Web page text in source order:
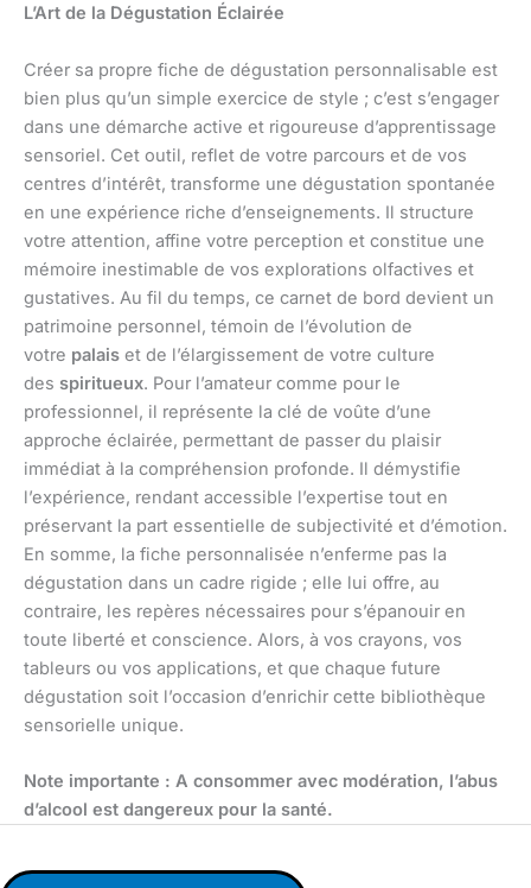
L’Art de la Dégustation Éclairée
Créer sa propre fiche de dégustation personnalisable est
bien plus qu’un simple exercice de style ; c’est s’engager
dans une démarche active et rigoureuse d’apprentissage
sensoriel. Cet outil, reflet de votre parcours et de vos
centres d’intérêt, transforme une dégustation spontanée
en une expérience riche d’enseignements. Il structure
votre attention, affine votre perception et constitue une
mémoire inestimable de vos explorations olfactives et
gustatives. Au fil du temps, ce carnet de bord devient un
patrimoine personnel, témoin de l’évolution de
votre palais et de l’élargissement de votre culture
des spiritueux. Pour l’amateur comme pour le
professionnel, il représente la clé de voûte d’une
approche éclairée, permettant de passer du plaisir
immédiat à la compréhension profonde. Il démystifie
l’expérience, rendant accessible l’expertise tout en
préservant la part essentielle de subjectivité et d’émotion.
En somme, la fiche personnalisée n’enferme pas la
dégustation dans un cadre rigide ; elle lui offre, au
contraire, les repères nécessaires pour s’épanouir en
toute liberté et conscience. Alors, à vos crayons, vos
tableurs ou vos applications, et que chaque future
dégustation soit l’occasion d’enrichir cette bibliothèque
sensorielle unique.
Note importante : A consommer avec modération, l’abus
d’alcool est dangereux pour la santé.